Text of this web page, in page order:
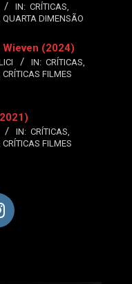
IN: CRÍTICAS,
QUARTA DIMENSÃO
(2024)
IN: CRÍTICAS,
CRÍTICAS FILMES
IN: CRÍTICAS,
CRÍTICAS FILMES